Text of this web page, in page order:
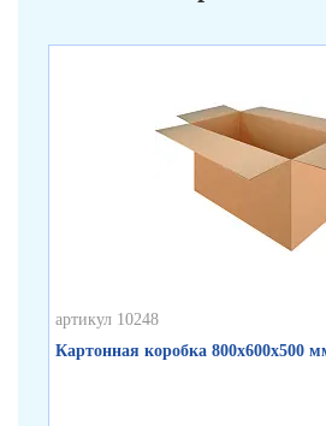
артикул 10248
Картонная коробка 800х600х500